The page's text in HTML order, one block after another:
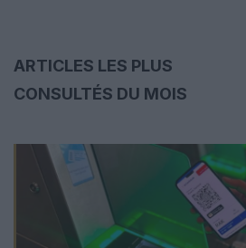
ARTICLES LES PLUS
CONSULTÉS DU MOIS